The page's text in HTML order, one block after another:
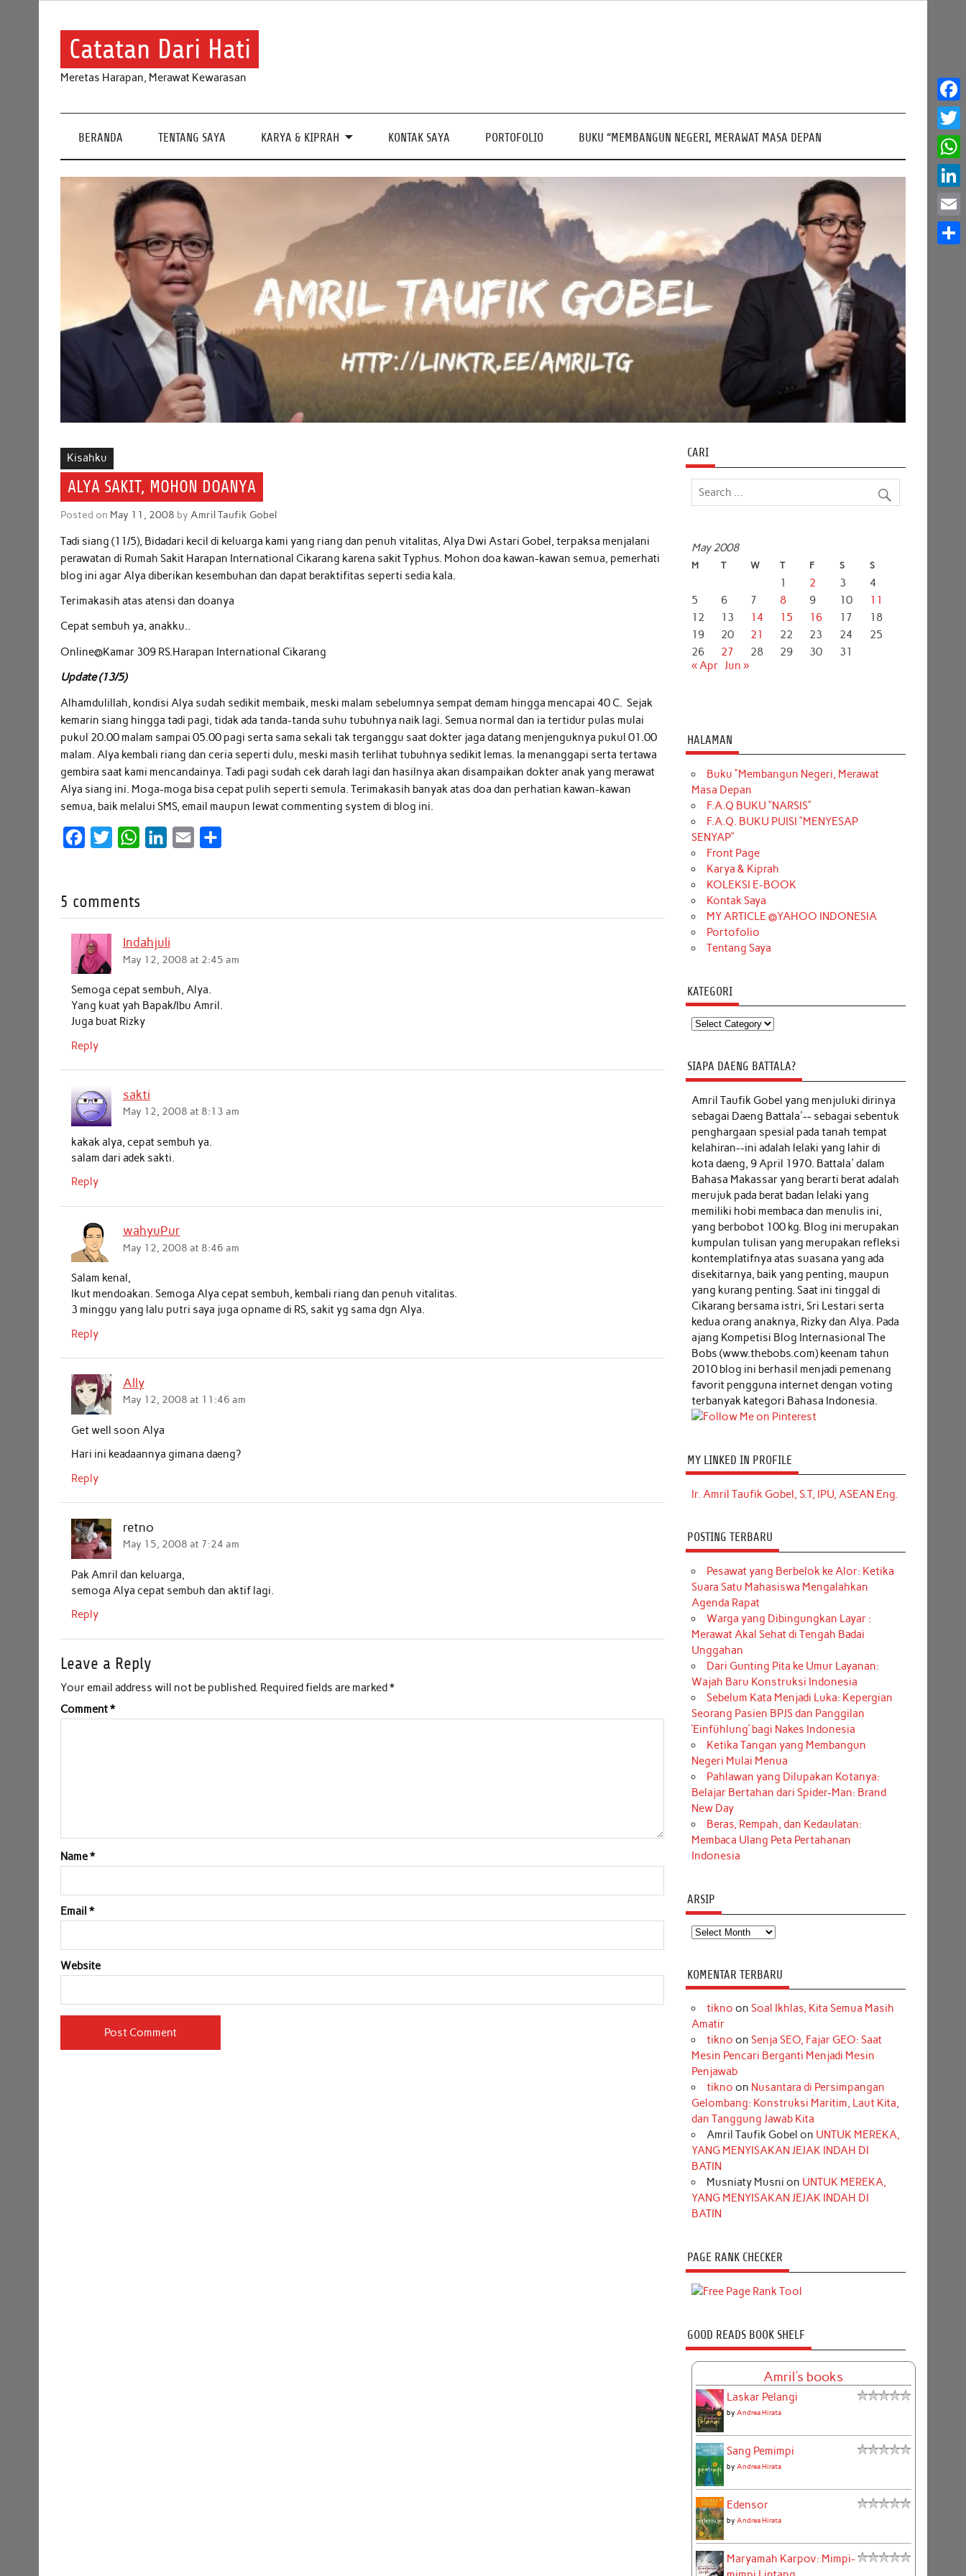
Catatan Dari Hati
Meretas Harapan, Merawat Kewarasan
BERANDA TENTANG SAYA KARYA & KIPRAH KONTAK SAYA PORTOFOLIO BUKU “MEMBANGUN NEGERI, MERAWAT MASA DEPAN
Kisahku
ALYA SAKIT, MOHON DOANYA
Posted on May 11, 2008 byAmril Taufik Gobel
Tadi siang (11/5), Bidadari kecil di keluarga kami yang riang dan penuh vitalitas, Alya Dwi Astari Gobel, terpaksa menjalani
perawatan di Rumah Sakit Harapan International Cikarang karena sakit Typhus. Mohon doa kawan-kawan semua, pemerhati
blog ini agar Alya diberikan kesembuhan dan dapat beraktifitas seperti sedia kala.
Terimakasih atas atensi dan doanya
Cepat sembuh ya, anakku..
Online@Kamar 309 RS.Harapan International Cikarang
Update (13/5)
Alhamdulillah, kondisi Alya sudah sedikit membaik, meski malam sebelumnya sempat demam hingga mencapai 40 C. Sejak
kemarin siang hingga tadi pagi, tidak ada tanda-tanda suhu tubuhnya naik lagi. Semua normal dan ia tertidur pulas mulai
pukul 20.00 malam sampai 05.00 pagi serta sama sekali tak terganggu saat dokter jaga datang menjenguknya pukul 01.00
malam. Alya kembali riang dan ceria seperti dulu, meski masih terlihat tubuhnya sedikit lemas. Ia menanggapi serta tertawa
gembira saat kami mencandainya. Tadi pagi sudah cek darah lagi dan hasilnya akan disampaikan dokter anak yang merawat
Alya siang ini. Moga-moga bisa cepat pulih seperti semula. Terimakasih banyak atas doa dan perhatian kawan-kawan
semua, baik melalui SMS, email maupun lewat commenting system di blog ini.
e
b
o
o
k
t
t
W
s
A
p
p
e
d
I
n
l
e
5 comments
Indahjuli
May 12, 2008 at 2:45 am
Semoga cepat sembuh, Alya.
Yang kuat yah Bapak/Ibu Amril.
Juga buat Rizky
Reply
sakti
May 12, 2008 at 8:13 am
kakak alya, cepat sembuh ya.
salam dari adek sakti.
Reply
wahyuPur
May 12, 2008 at 8:46 am
Salam kenal,
Ikut mendoakan. Semoga Alya cepat sembuh, kembali riang dan penuh vitalitas.
3 minggu yang lalu putri saya juga opname di RS, sakit yg sama dgn Alya.
Reply
Ally
May 12, 2008 at 11:46 am
Get well soon Alya
Hari ini keadaannya gimana daeng?
Reply
retno
May 15, 2008 at 7:24 am
Pak Amril dan keluarga,
semoga Alya cepat sembuh dan aktif lagi.
Reply
Leave a Reply
Your email address will not be published. Required fields are marked*
Comment*
Name*
Email*
Website
CARI
May 2008
M T W T F S S
1 2 3
4
5
6 7 8 9 10
11
12
13 14 15 16 17
18
19
20 21 22 23 24
25
26
27 28 29 30
31
« Apr Jun »
HALAMAN
Buku “Membangun Negeri, Merawat
Masa Depan
F.A.Q BUKU “NARSIS”
F.A.Q. BUKU PUISI “MENYESAP
SENYAP”
Front Page
Karya & Kiprah
KOLEKSI E-BOOK
Kontak Saya
MY ARTICLE @YAHOO INDONESIA
Portofolio
Tentang Saya
KATEGORI
Kategori
SIAPA DAENG BATTALA?
Amril Taufik Gobel yang menjuluki dirinya
sebagai Daeng Battala'-- sebagai sebentuk
penghargaan spesial pada tanah tempat
kelahiran--ini adalah lelaki yang lahir di
kota daeng, 9 April 1970. Battala' dalam
Bahasa Makassar yang berarti berat adalah
merujuk pada berat badan lelaki yang
memiliki hobi membaca dan menulis ini,
yang berbobot 100 kg. Blog ini merupakan
kumpulan tulisan yang merupakan refleksi
kontemplatifnya atas suasana yang ada
disekitarnya, baik yang penting, maupun
yang kurang penting. Saat ini tinggal di
Cikarang bersama istri, Sri Lestari serta
kedua orang anaknya, Rizky dan Alya. Pada
ajang Kompetisi Blog Internasional The
Bobs (www.thebobs.com) keenam tahun
2010 blog ini berhasil menjadi pemenang
favorit pengguna internet dengan voting
terbanyak kategori Bahasa Indonesia.
MY LINKED IN PROFILE
Ir. Amril Taufik Gobel, S.T, IPU, ASEAN Eng.
POSTING TERBARU
Pesawat yang Berbelok ke Alor: Ketika
Suara Satu Mahasiswa Mengalahkan
Agenda Rapat
Warga yang Dibingungkan Layar :
Merawat Akal Sehat di Tengah Badai
Unggahan
Dari Gunting Pita ke Umur Layanan:
Wajah Baru Konstruksi Indonesia
Sebelum Kata Menjadi Luka: Kepergian
Seorang Pasien BPJS dan Panggilan
‘Einfühlung’ bagi Nakes Indonesia
Ketika Tangan yang Membangun
Negeri Mulai Menua
Pahlawan yang Dilupakan Kotanya:
Belajar Bertahan dari Spider-Man: Brand
New Day
Beras, Rempah, dan Kedaulatan:
Membaca Ulang Peta Pertahanan
Indonesia
ARSIP
Arsip
KOMENTAR TERBARU
tikno on Soal Ikhlas, Kita Semua Masih
Amatir
tikno on Senja SEO, Fajar GEO: Saat
Mesin Pencari Berganti Menjadi Mesin
Penjawab
tikno on Nusantara di Persimpangan
Gelombang: Konstruksi Maritim, Laut Kita,
dan Tanggung Jawab Kita
Amril Taufik Gobel on UNTUK MEREKA,
YANG MENYISAKAN JEJAK INDAH DI
BATIN
Musniaty Musni on UNTUK MEREKA,
YANG MENYISAKAN JEJAK INDAH DI
BATIN
PAGE RANK CHECKER
GOOD READS BOOK SHELF
Amril's books
Laskar Pelangi
by Andrea Hirata
Sang Pemimpi
by Andrea Hirata
Edensor
by Andrea Hirata
Maryamah Karpov: Mimpi-
Email